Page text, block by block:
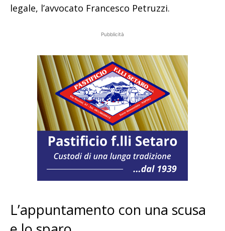
legale, l’avvocato Francesco Petruzzi.
Pubblicità
L’appuntamento con una scusa